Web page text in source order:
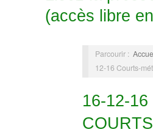
(accès libre
Parcourir :
12-16 Courts-
16-12-16